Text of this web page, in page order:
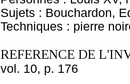
Sujets : Bouchardon,
Techniques : pierre
REFERENCE DE
vol. 10, p. 176